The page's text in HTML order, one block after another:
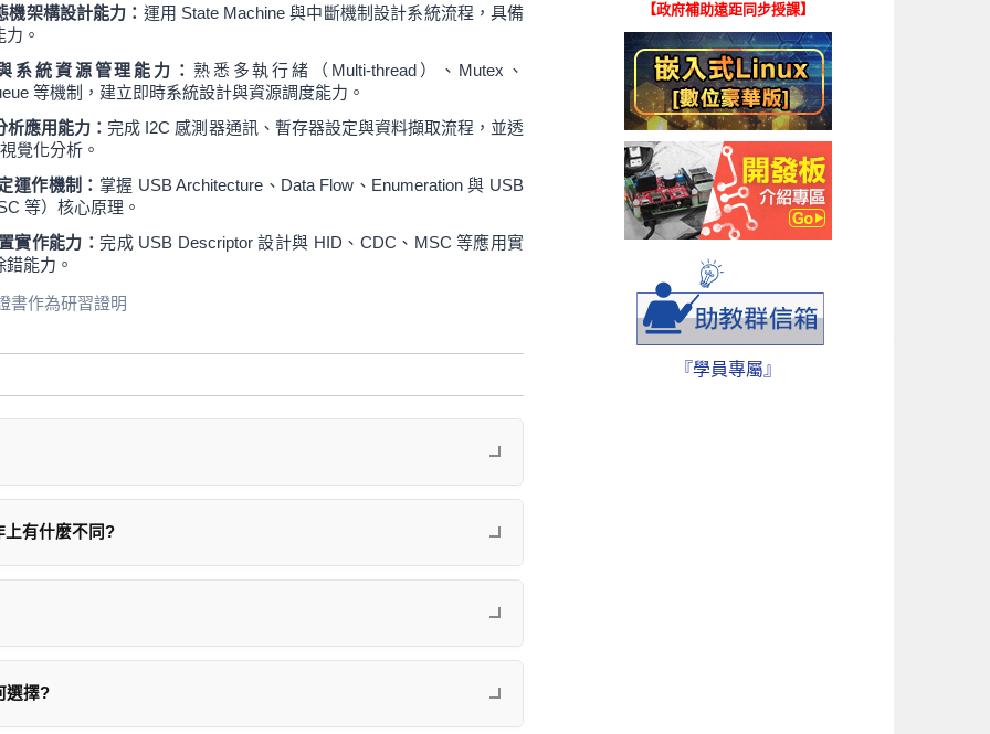
架構設計能力： 運用 State Machine 與中斷機制設計系統流程，具備
。
系統資源管理能力： 熟悉多執行緒（Multi-thread）、Mutex、
等機制，建立即時系統設計與資源調度能力。
析應用能力：完成 I2C 感測器通訊、暫存器設定與資料擷取流程，並透
覺化分析。
運作機制： 掌握 USB Architecture、Data Flow、Enumeration 與 USB
等）核心原理。
實作能力：完成 USB Descriptor 設計與 HID、CDC、MSC 等應用實
能力。
書作為研習證明
個CPU core並整合多個I/O週邊。CPU core 可能是IC廠自行開發
上有什麼不同?
讓上層應用程式透過韌體所提供的API介面來操控或讀取硬體資
如控制暫存器讀寫、電路、訊號波形與時序控制等等。這樣的系統
界面電路、IC間通訊、中斷系統、時序控制等主題有所掌握。要能
選擇?
【政府補助遠距同步授課】
『學員專屬』